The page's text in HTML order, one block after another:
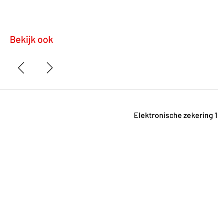
Bekijk ook
Elektronische zekering